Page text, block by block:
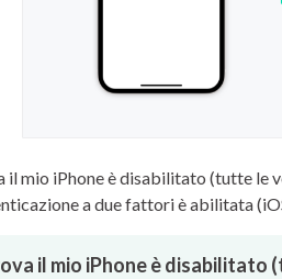
il mio iPhone è disabilitato (tutte le
a due fattori è abilitata
il mio iPhone è